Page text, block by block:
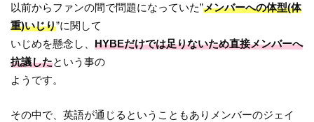
以前からファンの間で問題になっていた”メンバーへの体型(体
重)いじり”に関して
いじめを懸念し、HYBEだけでは足りないため直接メンバーへ
抗議したという事の
ようです。
その中で、英語が通じるということもありメンバーのジェイ